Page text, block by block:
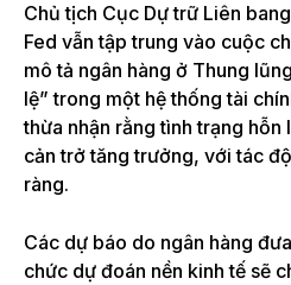
Chủ tịch Cục Dự trữ Liên
Fed vẫn tập trung vào cuộc
mô tả ngân hàng ở Thung
lệ” trong một hệ thống tài
thừa nhận rằng tình trạng hỗn
cản trở tăng trưởng, với tác
ràng.
Các dự báo do ngân hàng
chức dự đoán nền kinh tế sẽ